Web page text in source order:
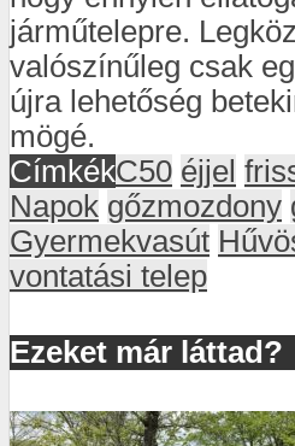
járműtelepre.
valószínűleg csak
újra lehetőség
mögé.
CímkékC50 éjjel
Napok gőzmozdony
Gyermekvasút
vontatási telep
Ezeket már láttad?